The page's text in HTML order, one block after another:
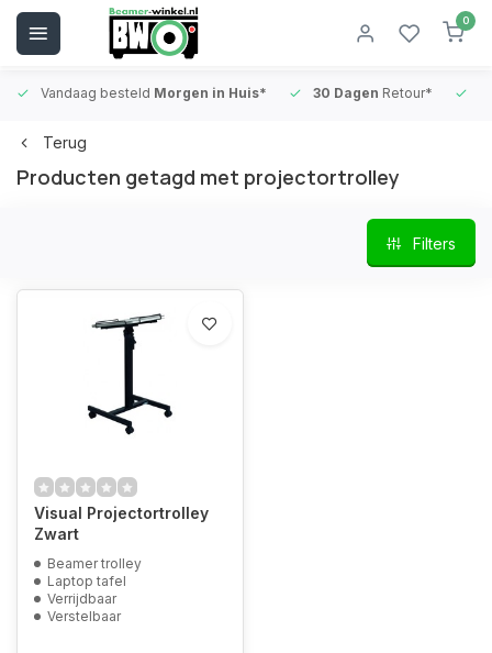
0
Vandaag besteld Morgen in Huis* 30 Dagen Retour*
Terug
Producten getagd met projectortrolley
Filters
Visual Projectortrolley
Zwart
Beamer trolley
Laptop tafel
Verrijdbaar
Verstelbaar